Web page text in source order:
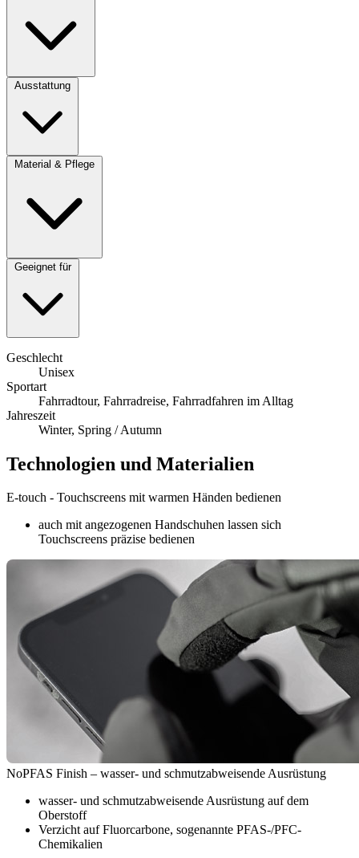
Ausstattung
Material & Pflege
Geeignet für
Geschlecht
Unisex
Sportart
Fahrradtour, Fahrradreise, Fahrradfahren im Alltag
Jahreszeit
Winter, Spring / Autumn
Technologien und Materialien
E-touch - Touchscreens mit warmen Händen bedienen
auch mit angezogenen Handschuhen lassen sich
Touchscreens präzise bedienen
NoPFAS Finish – wasser- und schmutzabweisende Ausrüstung
wasser- und schmutzabweisende Ausrüstung auf dem
Oberstoff
Verzicht auf Fluorcarbone, sogenannte PFAS-/PFC-
Chemikalien